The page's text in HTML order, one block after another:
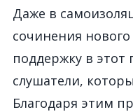
Даже в
сочинения
поддержку в этот
слушатели,
Благодаря этим